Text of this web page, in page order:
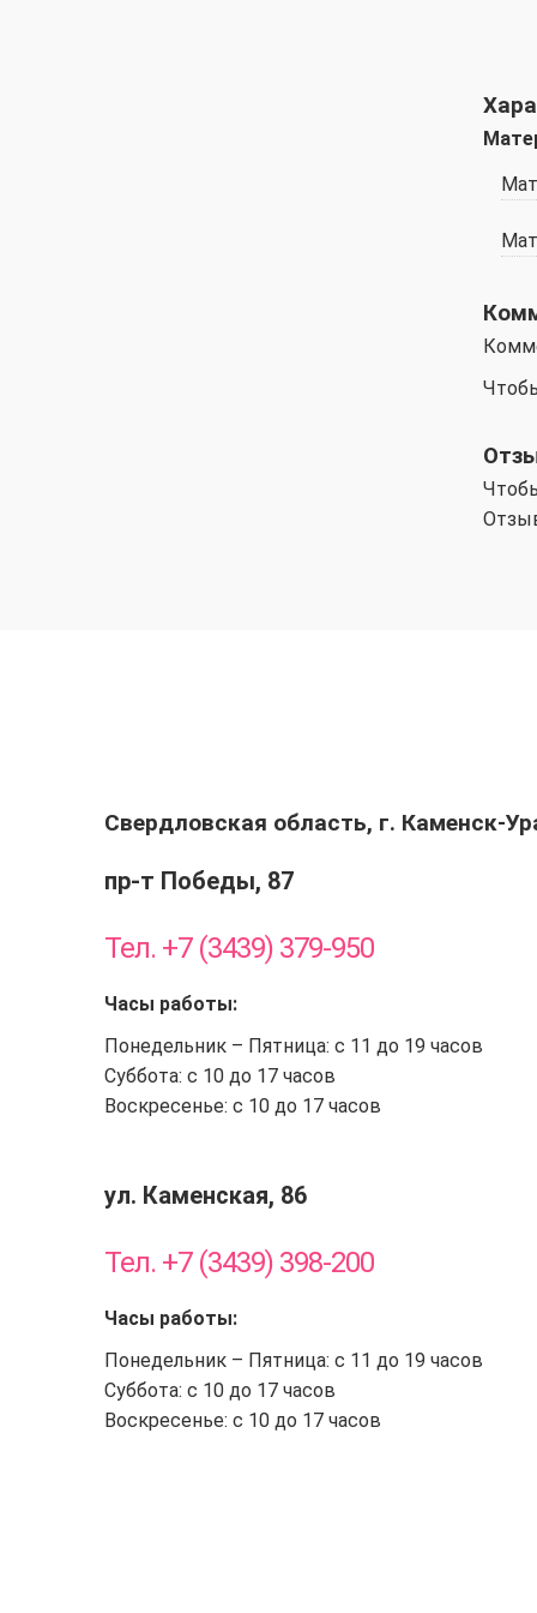
Свердловская область, г. Каменск-
пр-т Победы, 87
Тел. +7 (3439) 379-950
Часы работы:
Понедельник – Пятница: с 11 до 19 часов
Суббота: с 10 до 17 часов
Воскресенье: с 10 до 17 часов
ул. Каменская, 86
Тел. +7 (3439) 398-200
Часы работы:
Понедельник – Пятница: с 11 до 19 часов
Суббота: с 10 до 17 часов
Воскресенье: с 10 до 17 часов